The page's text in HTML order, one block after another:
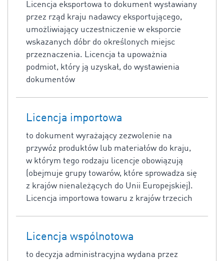
Licencja eksportowa to dokument wystawiany
przez rząd kraju nadawcy eksportującego,
umożliwiający uczestniczenie w eksporcie
wskazanych dóbr do określonych miejsc
przeznaczenia. Licencja ta upoważnia
podmiot, który ją uzyskał, do wystawienia
dokumentów
Licencja importowa
to dokument wyrażający zezwolenie na
przywóz produktów lub materiałów do kraju,
w którym tego rodzaju licencje obowiązują
(obejmuje grupy towarów, które sprowadza się
z krajów nienależących do Unii Europejskiej).
Licencja importowa towaru z krajów trzecich
Licencja wspólnotowa
to decyzja administracyjna wydana przez